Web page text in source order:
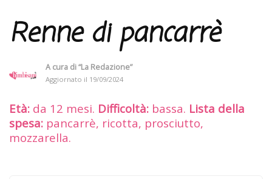
Renne di pancarrè
A cura di“La Redazione”
Aggiornato il 19/09/2024
Età: da 12 mesi. Difficoltà: bassa. Lista della
spesa: pancarrè, ricotta, prosciutto,
mozzarella.